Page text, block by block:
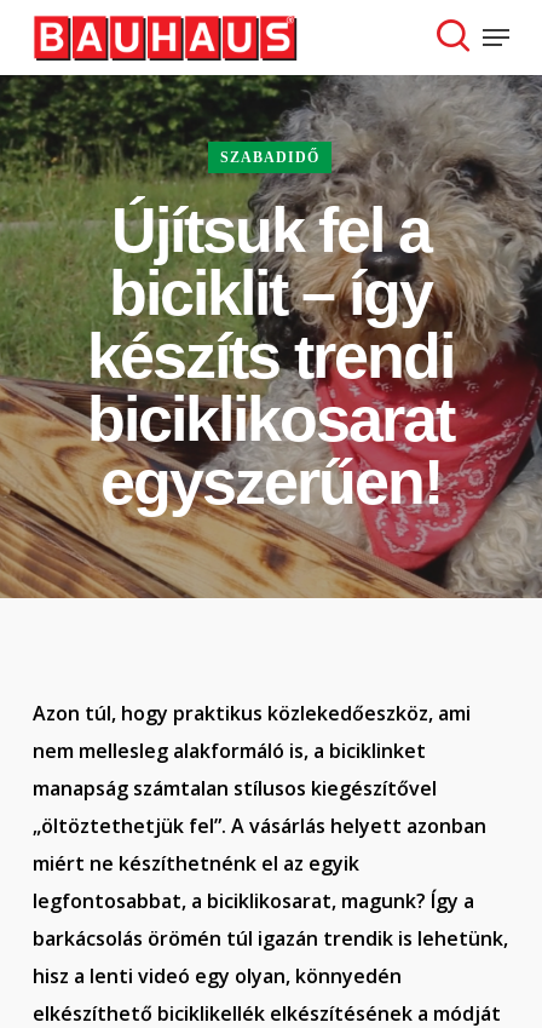
Skip
main
content
search
Menu
SZABADIDŐ
Újítsuk fel a
biciklit – így
készíts trendi
biciklikosarat
egyszerűen!
Azon túl, hogy praktikus közlekedőeszköz, ami
nem mellesleg alakformáló is, a biciklinket
manapság számtalan stílusos kiegészítővel
„öltöztethetjük fel”. A vásárlás helyett azonban
miért ne készíthetnénk el az egyik
legfontosabbat, a biciklikosarat, magunk? Így a
barkácsolás örömén túl igazán trendik is lehetünk,
hisz a lenti videó egy olyan, könnyedén
elkészíthető biciklikellék elkészítésének a módját
Close
Menu